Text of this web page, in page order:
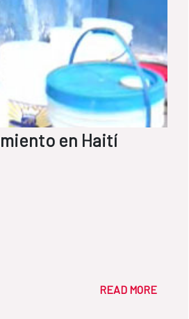
en Haití
READ MORE